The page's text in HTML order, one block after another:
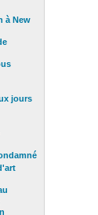
à New
jours